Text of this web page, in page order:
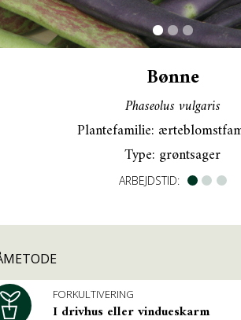
OM PRAKTISK
INSTALLER DYRK.NU PÅ DIN
Bønne
Phaseolus vulgaris
Plantefamilie:
Type: grøntsager
ARBEJDSTID:
FORKULTIVERING
I drivhus eller vindueskarm